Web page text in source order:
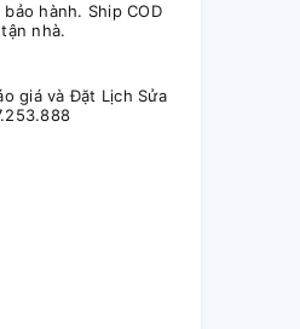
hành. Ship COD
nhà.
giá và Đặt Lịch Sửa